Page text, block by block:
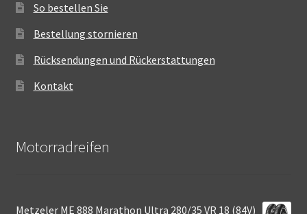
So bestellen Sie
Bestellung stornieren
Rücksendungen und Rückerstattungen
Kontakt
Motorradreifen
Metzeler ME 888 Marathon Ultra 280/35 VR 18 (84V)